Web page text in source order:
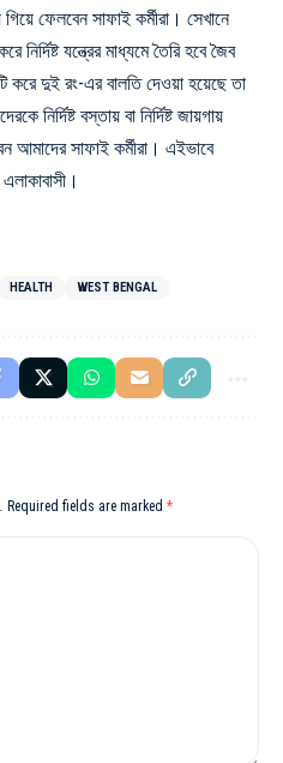
গিয়ে ফেলবেন সাফাই কর্মীরা। সেখানে
নির্দিষ্ট যন্ত্রের মাধ্যমে তৈরি হবে জৈব
দুই রং-এর বালতি দেওয়া হয়েছে তা
নির্দিষ্ট বস্তায় বা নির্দিষ্ট জায়গায়
আমাদের সাফাই কর্মীরা । এইভাবে
HEALTH WEST BENGAL
Required fields are marked *